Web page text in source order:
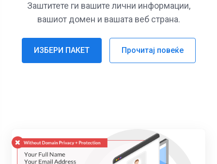
Заштитете ги вашите лични информации,
вашиот домен и вашата веб страна.
ИЗБЕРИ ПАКЕТ Прочитај повеќе